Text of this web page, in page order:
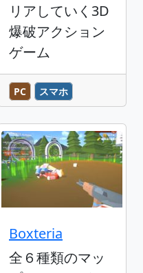
リアしていく3D
爆破アクション
ゲーム
PC スマホ
Boxteria
全６種類のマッ